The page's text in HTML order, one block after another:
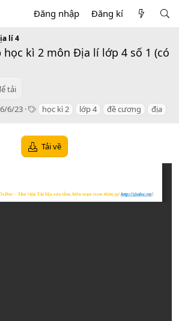
Đăng nhập Đăng kí
lí 4
kì 2 môn Địa lí lớp 4 số 1 (có
tải
6/23
T học kì 2 lớp 4 đề cương địa
Tải về